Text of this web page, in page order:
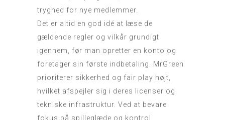
tryghed for nye medlemmer.
Det er altid en god idé at læse de
gældende regler og vilkår grundigt
igennem, før man opretter en konto og
foretager sin første indbetaling. MrGreen
prioriterer sikkerhed og fair play højt,
hvilket afspejler sig i deres licenser og
tekniske infrastruktur. Ved at bevare
fokus på spilleglæde og kontrol,